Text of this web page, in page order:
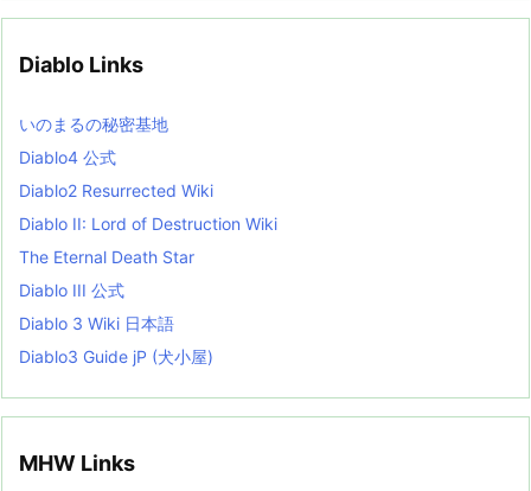
e
i
s
t
Diablo Links
いのまるの秘密基地
Diablo4 公式
Diablo2 Resurrected Wiki
Diablo II: Lord of Destruction Wiki
The Eternal Death Star
Diablo III 公式
Diablo 3 Wiki 日本語
Diablo3 Guide jP (犬小屋)
MHW Links